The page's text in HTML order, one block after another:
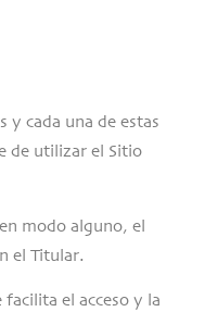
y cada una de estas
de utilizar el Sitio
modo alguno, el
el Titular.
el acceso y la